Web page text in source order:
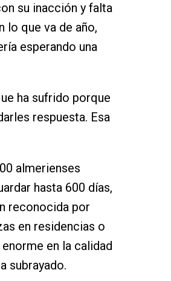
su inacción y falta
lo que va de año,
esperando una
ha sufrido porque
respuesta. Esa
almerienses
hasta 600 días,
reconocida por
en residencias o
en la calidad
subrayado.